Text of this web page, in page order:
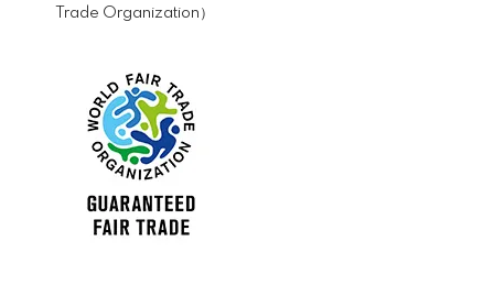
Trade Organization）